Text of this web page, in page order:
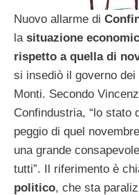
Nuovo allarme di
la situazione
rispetto a quella di
si insediò il governo
Monti. Secondo
Confindustria, “lo stato
peggio di quel
una grande
tutti”. Il riferimento è
politico, che sta